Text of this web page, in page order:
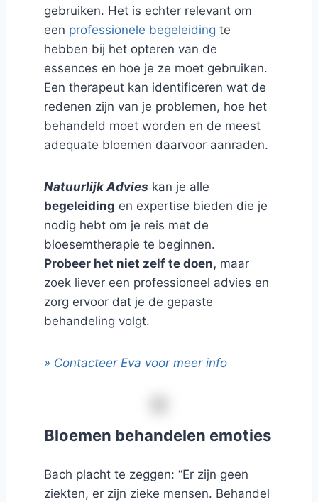
gebruiken. Het is echter relevant om
een professionele begeleiding te
hebben bij het opteren van de
essences en hoe je ze moet gebruiken.
Een therapeut kan identificeren wat de
redenen zijn van je problemen, hoe het
behandeld moet worden en de meest
adequate bloemen daarvoor aanraden.
Natuurlijk Advies kan je alle
begeleiding en expertise bieden die je
nodig hebt om je reis met de
bloesemtherapie te beginnen.
Probeer het niet zelf te doen, maar
zoek liever een professioneel advies en
zorg ervoor dat je de gepaste
behandeling volgt.
» Contacteer Eva voor meer info
Bloemen behandelen emoties
Bach placht te zeggen: “Er zijn geen
ziekten, er zijn zieke mensen. Behandel